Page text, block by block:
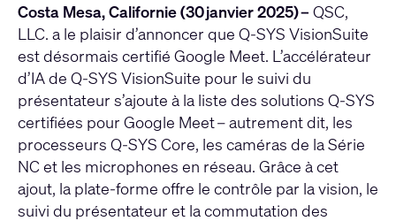
Costa Mesa, Californie (30 janvier 2025) – QSC,
LLC. a le plaisir d’annoncer que Q-SYS VisionSuite
est désormais certifié Google Meet. L’accélérateur
d’IA de Q-SYS VisionSuite pour le suivi du
présentateur s’ajoute à la liste des solutions Q-SYS
certifiées pour Google Meet – autrement dit, les
processeurs Q-SYS Core, les caméras de la Série
NC et les microphones en réseau. Grâce à cet
ajout, la plate-forme offre le contrôle par la vision, le
suivi du présentateur et la commutation des